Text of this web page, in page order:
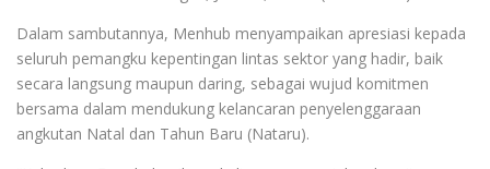
Dalam sambutannya, Menhub menyampaikan apresiasi kepada
seluruh pemangku kepentingan lintas sektor yang hadir, baik
secara langsung maupun daring, sebagai wujud komitmen
bersama dalam mendukung kelancaran penyelenggaraan
angkutan Natal dan Tahun Baru (Nataru).